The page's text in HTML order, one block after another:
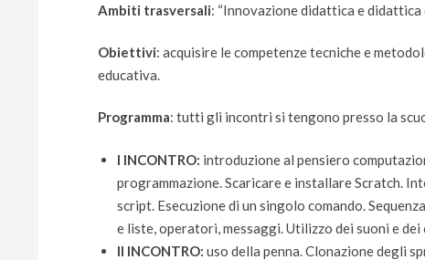
Ambiti trasversali: “Innovazione didattica e didattica
Obiettivi: acquisire le competenze tecniche e
educativa.
Programma: tutti gli incontri si tengono presso la
I INCONTRO: introduzione al pensiero
programmazione. Scaricare e installare Scratch.
script. Esecuzione di un singolo comando.
e liste, operatori, messaggi. Utilizzo dei suoni e
II INCONTRO:uso della penna. Clonazione degli